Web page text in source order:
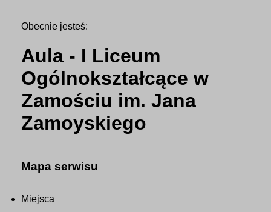
Obecnie jesteś:
Aula - I Liceum
Ogólnokształcące w
Zamościu im. Jana
Zamoyskiego
Mapa serwisu
Miejsca